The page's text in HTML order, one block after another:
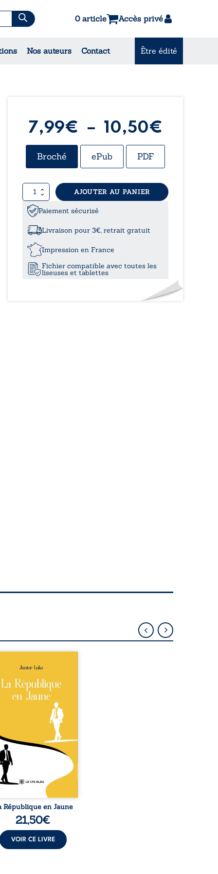
0 article Accès privé
Nos auteurs Contact Être édité
& Contes
7,99€ – 10,50€
de
7,99€
Broché ePub PDF
quantité
de
Le
fleuve
pas
AJOUTER AU PANIER
Paiement sécurisé
Livraison pour 3€, retrait gratuit
Impression en France
Fichier compatible avec toutes les
liseuses et tablettes
la naissance de
de races différentes
l’ordre établi :
est Noir et Junior est
bien que nés d’un
de Noirs. Très vite,
attire les médias
et transforme
blanc en une figure
sacrée, investie,
certains, d’une mission
Cependant, sous
couvert de ...
République en Jaune
21,50€
VOIR CE LIVRE